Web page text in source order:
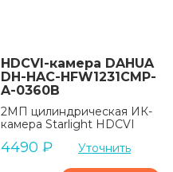
HDCVI-камера DAHUA
DH-HAC-HFW1231CMP-
A-0360B
2МП цилиндрическая ИК-
камера Starlight HDCVI
4490 ₽ Уточнить